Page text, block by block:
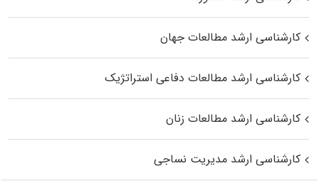
کارشناسی ارشد مطالعات جهان
کارشناسی ارشد مطالعات دفاعی استراتژیک
کارشناسی ارشد مطالعات زنان
کارشناسی ارشد مدیریت نساجی